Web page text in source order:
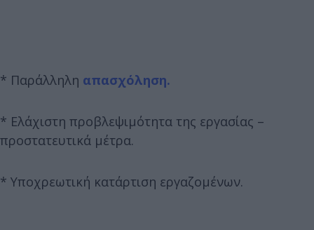
* Παράλληλη απασχόληση.
* Ελάχιστη προβλεψιμότητα της εργασίας –
προστατευτικά μέτρα.
* Υποχρεωτική κατάρτιση εργαζομένων.